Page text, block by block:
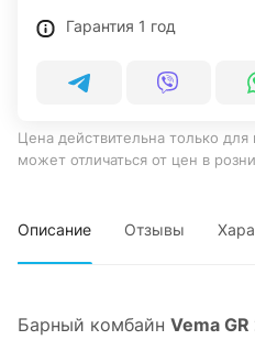
Гарантия 1 год
Цена действительна только для
может отличаться от цен в
Описание Отзывы
Барный комбайн Vema GR